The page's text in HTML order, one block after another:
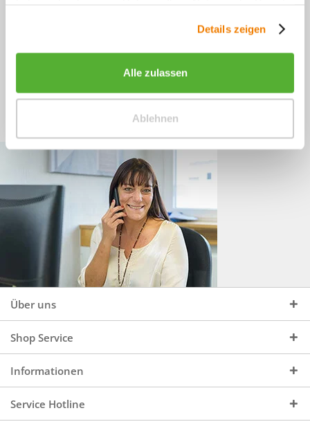
Details zeigen
Alle zulassen
Ablehnen
Sie haben Fragen zu unseren
+49 (0)4244 965 34 04
Mo - Do, 09:00 - 16:00 Uhr
und Fr, 09:00 - 13:00 Uhr
Über uns
Shop Service
Informationen
Service Hotline